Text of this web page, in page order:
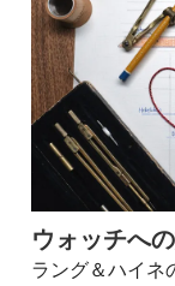
ウォッチへ
ラング＆ハイネ